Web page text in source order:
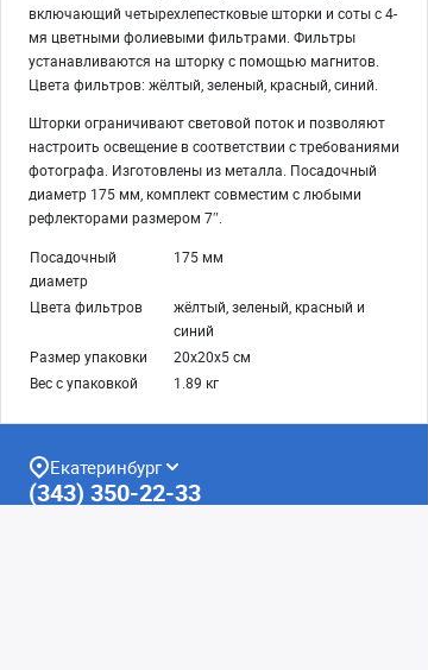
включающий четырехлепестковые шторки и соты с 4-
мя цветными фолиевыми фильтрами. Фильтры
устанавливаются на шторку с помощью магнитов.
Цвета фильтров: жёлтый, зеленый, красный, синий.
Шторки ограничивают световой поток и позволяют
настроить освещение в соответствии с требованиями
фотографа. Изготовлены из металла. Посадочный
диаметр 175 мм, комплект совместим с любыми
рефлекторами размером 7″.
Посадочный
диаметр
175 мм
Цвета фильтров
жёлтый, зеленый, красный и
синий
Размер упаковки
20х20х5 см
Вес с упаковкой
1.89 кг
Екатеринбург
(343) 350-22-33